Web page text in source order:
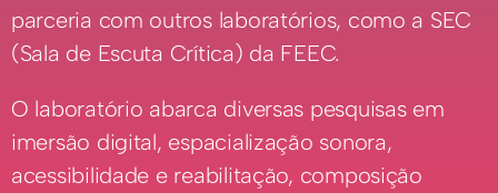
parceria com outros laboratórios, como a SEC
(Sala de Escuta Crítica) da FEEC.
O laboratório abarca diversas pesquisas em
imersão digital, espacialização sonora,
acessibilidade e reabilitação, composição